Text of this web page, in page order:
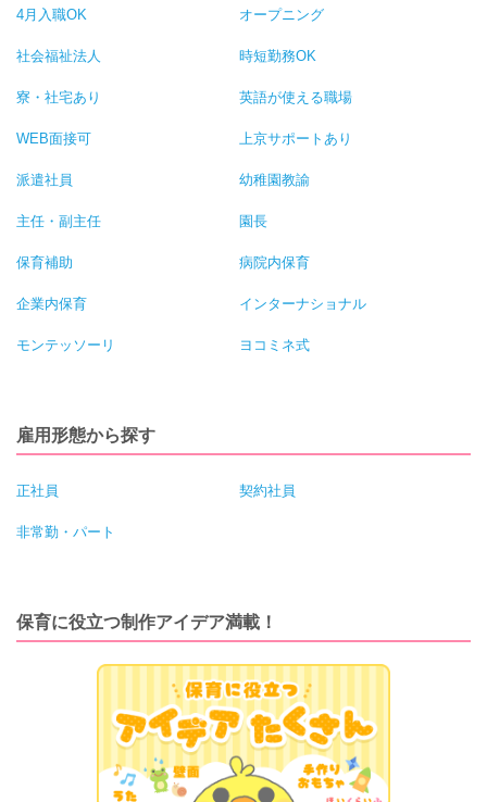
4月入職OK オープニング
社会福祉法人 時短勤務OK
寮・社宅あり 英語が使える職場
WEB面接可 上京サポートあり
派遣社員 幼稚園教諭
主任・副主任 園長
保育補助 病院内保育
企業内保育 インターナショナル
モンテッソーリ ヨコミネ式
雇用形態から探す
正社員 契約社員
非常勤・パート
保育に役立つ制作アイデア満載！